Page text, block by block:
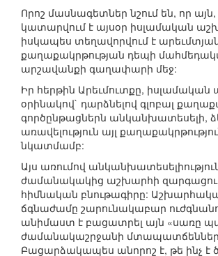
Որոշ մասնագետներ նշում են, որ այն,
կատարվում է այսօր իսլամական
իսկապես տեղավորվում է
քաղաքակրթության դեպի
արշավանքի գաղափարի մեջ:
Իր հերթին Արեւմուտքը,
օրինակով` դարձնելով գլոբալ
գործընթացներն անկանխատեսելի,
առավելություն այլ
նկատմամբ:
Այս առումով
ժամանակակից աշխարհի
հիմնական բնութագիրը:
ճգնաժամը շարունակաբար
անիմաստ է բացատրել այն «սառը
ժամանակաշրջանի
Բացարձակապես անորոշ է, թե ինչ է